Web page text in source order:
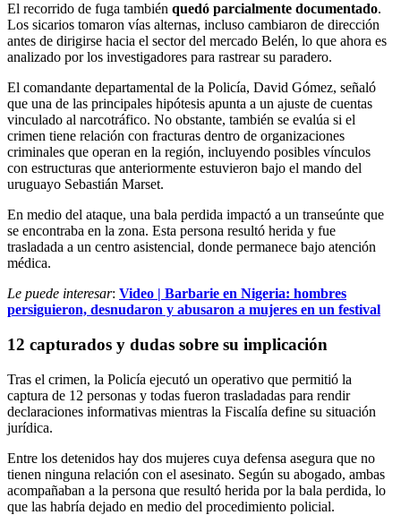
El recorrido de fuga también quedó parcialmente documentado.
Los sicarios tomaron vías alternas, incluso cambiaron de dirección
antes de dirigirse hacia el sector del mercado Belén, lo que ahora es
analizado por los investigadores para rastrear su paradero.
El comandante departamental de la Policía, David Gómez, señaló
que una de las principales hipótesis apunta a un ajuste de cuentas
vinculado al narcotráfico. No obstante, también se evalúa si el
crimen tiene relación con fracturas dentro de organizaciones
criminales que operan en la región, incluyendo posibles vínculos
con estructuras que anteriormente estuvieron bajo el mando del
uruguayo Sebastián Marset.
En medio del ataque, una bala perdida impactó a un transeúnte que
se encontraba en la zona. Esta persona resultó herida y fue
trasladada a un centro asistencial, donde permanece bajo atención
médica.
Le puede interesar: Video | Barbarie en Nigeria: hombres
persiguieron, desnudaron y abusaron a mujeres en un festival
12 capturados y dudas sobre su implicación
Tras el crimen, la Policía ejecutó un operativo que permitió la
captura de 12 personas y todas fueron trasladadas para rendir
declaraciones informativas mientras la Fiscalía define su situación
jurídica.
Entre los detenidos hay dos mujeres cuya defensa asegura que no
tienen ninguna relación con el asesinato. Según su abogado, ambas
acompañaban a la persona que resultó herida por la bala perdida, lo
que las habría dejado en medio del procedimiento policial.